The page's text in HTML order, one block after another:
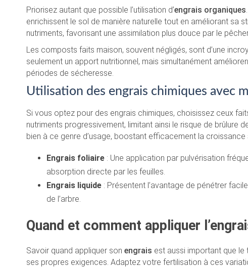
Priorisez autant que possible l’utilisation d’engrais organiques
enrichissent le sol de manière naturelle tout en améliorant sa
nutriments, favorisant une assimilation plus douce par le
Les composts faits maison, souvent négligés, sont d’une
seulement un apport nutritionnel, mais simultanément
périodes de sécheresse.
Utilisation des engrais chimiques avec
Si vous optez pour des engrais chimiques, choisissez ceux
nutriments progressivement, limitant ainsi le risque de brûlure
bien à ce genre d’usage, boostant efficacement la croissance
Engrais foliaire : Une application par pulvérisation
absorption directe par les feuilles.
Engrais liquide : Présentent l’avantage de pénétrer
de l’arbre.
Quand et comment appliquer
Savoir quand appliquer son engrais est aussi important que le
ses propres exigences. Adaptez votre fertilisation à ces